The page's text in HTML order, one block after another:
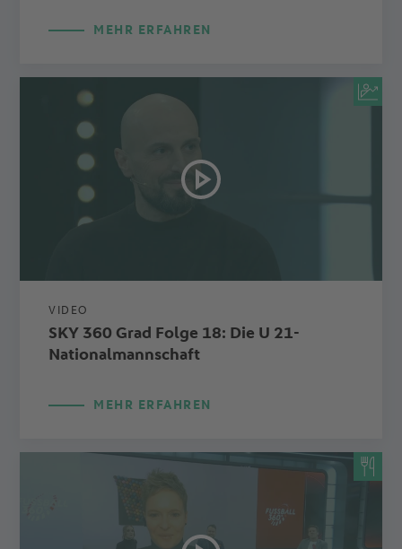
MEHR ERFAHREN
VIDEO
SKY 360 Grad Folge 18: Die U 21-
Nationalmannschaft
MEHR ERFAHREN